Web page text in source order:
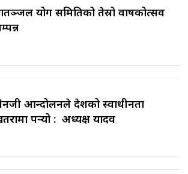
योग समितिको तेस्रो वार्षिकोत्सव
आन्दोलनले देशको स्वाधीनता
पर्‍यो : अध्यक्ष यादव